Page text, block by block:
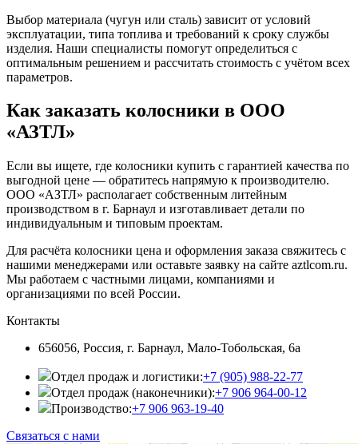
Выбор материала (чугун или сталь) зависит от условий
эксплуатации, типа топлива и требований к сроку службы
изделия. Наши специалисты помогут определиться с
оптимальным решением и рассчитать стоимость с учётом всех
параметров.
Как заказать колосники в ООО
«АЗТЛ»
Если вы ищете, где колосники купить с гарантией качества по
выгодной цене — обратитесь напрямую к производителю.
ООО «АЗТЛ» располагает собственным литейным
производством в г. Барнаул и изготавливает детали по
индивидуальным и типовым проектам.
Для расчёта колосники цена и оформления заказа свяжитесь с
нашими менеджерами или оставьте заявку на сайте aztlcom.ru.
Мы работаем с частными лицами, компаниями и
организациями по всей России.
Контакты
656056, Россия, г. Барнаул, Мало-Тобольская, 6а
Отдел продаж и логистики:+7 (905) 988-22-77
Отдел продаж (наконечники):+7 906 964-00-12
Производство:+7 906 963-19-40
Связаться с нами